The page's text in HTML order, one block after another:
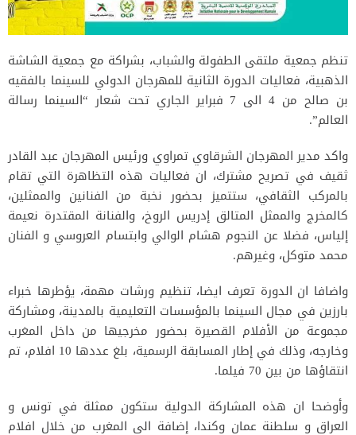
تنظم جمعية ملتقى الطفولة والشباب، بشراكة مع جمعية الشاشة
الذهبية، فعاليات الدورة الثانية للمهرجان الدولي للسينما بالفقيه
بن صالح من 4 الى 7 فبراير الجاري تحت شعار “السينما رسالة
العالم”.
واكد مدير المهرجان الشرقاوي تمراوي ورئيس المهرجان عبد القادر
ثقيف في تصريح مشترك، ان فعاليات هذه التظاهرة التي تقام
بالمركب الثقافي، ستتميز بحضور نخبة من الفنانين والممثلين،
كالمخرج والممثل المتالق إدريس الروخ، والفنانة المقتدرة نعيمة
إلياس، فضلا عن النجوم هشام الوالي وابتسام العروسي و الفنان
محمد متوكل، وغيرهم.
واضافا ان الدورة تعرف ايضا، تنظيم ورشات مهمة، يؤطرها خبراء
بارزين في مجال السينما بالمؤسسات التعليمية بالمدينة، ومشاركة
مجموعة من الأفلام القصيرة بحضور مخرجيها من داخل المغرب
وخارجه، وذلك في إطار المسابقة الرسمية، بلغ عددها 10 افلام، تم
انتقاؤها من بين 70 فيلما.
وأوضحا ان هذه المشاركة الدولية ستكون ممثلة في تونس و
العراق و سلطنة عمان وكندا، إضافة الى المغرب من خلال افلام